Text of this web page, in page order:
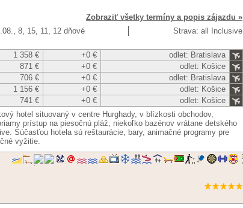
Zobraziť všetky termíny a popis zájazdu »
8, 15, 11, 12 dňové
Strava: all Inclusive
1 358 € +0 €
odlet: Bratislava
871 € +0 €
odlet: Košice
706 € +0 €
odlet: Bratislava
1 156 € +0 €
odlet: Košice
741 € +0 €
odlet: Košice
hotel situovaný v centre Hurghady, v blízkosti obchodov,
prístup na piesočnú pláž, niekoľko bazénov vrátane detského
Súčasťou hotela sú reštaurácie, bary, animačné programy pre
vyžitie.